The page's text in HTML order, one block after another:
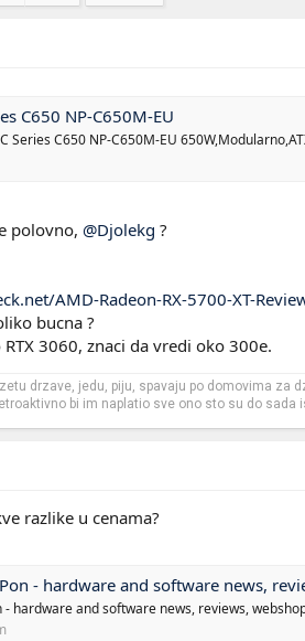
C650 NP-C650M-EU
Series C650 NP-C650M-EU
polovno, @Djolekg ?
AMD-Radeon-RX-5700-XT-
bucna ?
3060, znaci da vredi oko 300e.
drzave, jedu, piju, spavaju po domovima
bi im naplatio sve ono sto su do sada
razlike u cenama?
- hardware and software news,
- hardware and software news, reviews,